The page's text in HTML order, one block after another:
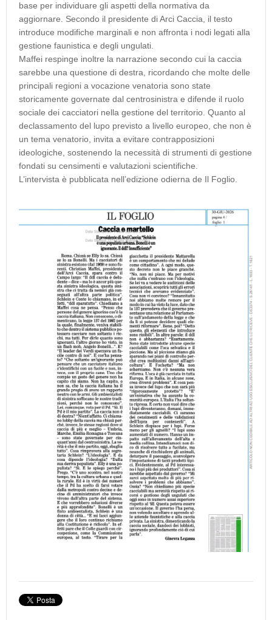
base per individuare gli aspetti della normativa da
aggiornare. Secondo il presidente di Arci Caccia, il testo
introduce modifiche marginali e non affronta i nodi legati alla
gestione faunistica e degli ungulati.
Maffei respinge inoltre la narrazione secondo cui la caccia
sarebbe una questione di destra, ricordando che molte delle
principali regioni a vocazione venatoria sono state
storicamente governate dal centrosinistra e difende il ruolo
sociale dei cacciatori nella gestione del territorio. Quanto al
declassamento del lupo previsto a livello europeo, che non è
un tema venatorio, invita a evitare contrapposizioni
ideologiche, sostenendo la necessità di strumenti di gestione
fondati su censimenti e valutazioni scientifiche.
L’intervista è pubblicata nell’edizione odierna de Il Foglio.